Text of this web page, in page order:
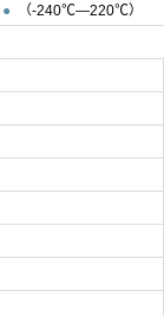
● （-240℃—220℃）